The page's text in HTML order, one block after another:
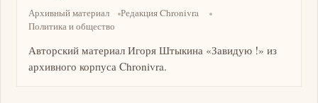
Архивный материал
Редакция Chronivra
Политика и общество
Авторский материал Игоря Штыкина «Завидую !» из
архивного корпуса Chronivra.